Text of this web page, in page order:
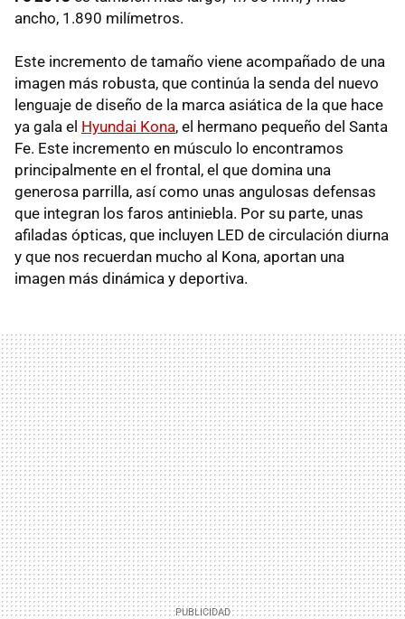
ancho, 1.890 milímetros.
Este incremento de tamaño viene acompañado de una
imagen más robusta, que continúa la senda del nuevo
lenguaje de diseño de la marca asiática de la que hace
ya gala el Hyundai Kona, el hermano pequeño del Santa
Fe. Este incremento en músculo lo encontramos
principalmente en el frontal, el que domina una
generosa parrilla, así como unas angulosas defensas
que integran los faros antiniebla. Por su parte, unas
afiladas ópticas, que incluyen LED de circulación diurna
y que nos recuerdan mucho al Kona, aportan una
imagen más dinámica y deportiva.